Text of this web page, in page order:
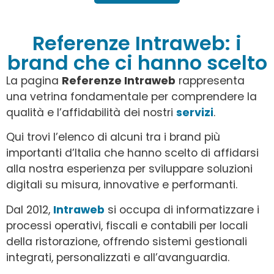
Referenze Intraweb: i
brand che ci hanno scelto
La pagina Referenze Intraweb rappresenta
una vetrina fondamentale per comprendere la
qualità e l’affidabilità dei nostri servizi.
Qui trovi l’elenco di alcuni tra i brand più
importanti d’Italia che hanno scelto di affidarsi
alla nostra esperienza per sviluppare soluzioni
digitali su misura, innovative e performanti.
Dal 2012, Intraweb si occupa di informatizzare i
processi operativi, fiscali e contabili per locali
della ristorazione, offrendo sistemi gestionali
integrati, personalizzati e all’avanguardia.